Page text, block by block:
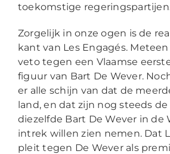
toekomstige
Zorgelijk in onze ogen is de
kant van Les Engagés.
veto tegen een Vlaamse
figuur van Bart De Wever.
er alle schijn van dat de
land, en dat zijn nog steeds
diezelfde Bart De Wever in de
intrek willen zien nemen. Dat
pleit tegen De Wever als